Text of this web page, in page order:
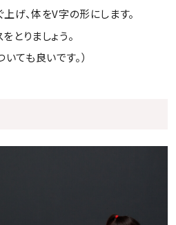
げ、体をV字の形にします。
とりましょう。
ても良いです。）